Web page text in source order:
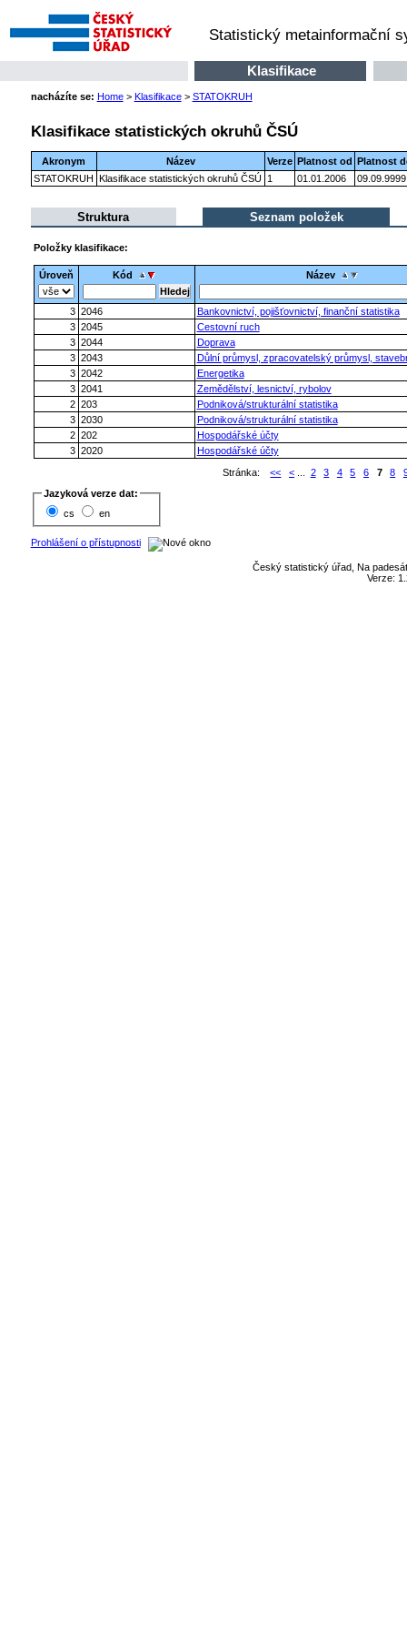
Statistický metainformační
Klasifikace
nacházíte se: Home> Klasifikace> STATOKRUH
Klasifikace statistických okruhů ČSÚ
Akronym Název Verze Platnost od Platnost
STATOKRUH Klasifikace statistických okruhů ČSÚ 1 01.01.2006 09.09.9999
Struktura Seznam položek
Položky klasifikace:
Úroveň Kód Název
3 2046
Bankovnictví, pojišťovnictví, finanční statistika
3 2045
Cestovní ruch
3 2044
Doprava
3 2043
Důlní průmysl, zpracovatelský průmysl,
3 2042
Energetika
3 2041
Zemědělství, lesnictví, rybolov
2 203
Podniková/strukturální statistika
3 2030
Podniková/strukturální statistika
2 202
Hospodářské účty
3 2020
Hospodářské účty
Stránka:
<< < 2 3 4 5 6 7 8
Jazyková verze dat:
cs
en
Prohlášení o přístupnosti
Český statistický úřad, Na
Verze: